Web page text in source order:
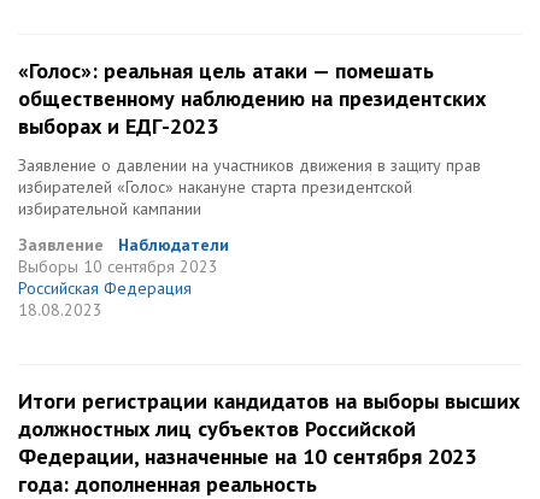
«Голос»: реальная цель атаки — помешать
общественному наблюдению на президентских
выборах и ЕДГ-2023
Заявление о давлении на участников движения в защиту прав
избирателей «Голос» накануне старта президентской
избирательной кампании
Заявление
Наблюдатели
Выборы 10 сентября 2023
Российская Федерация
18.08.2023
Итоги регистрации кандидатов на выборы высших
должностных лиц субъектов Российской
Федерации, назначенные на 10 сентября 2023
года: дополненная реальность